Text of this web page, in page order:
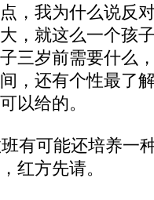
，我为什么说反
，就这么一个孩
三岁前需要什么
，还有个性最了
以给的。
有可能还培养一
红方先请。